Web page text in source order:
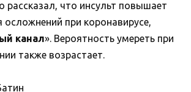
рассказал, что инсульт повышает
осложнений при коронавирусе,
канал». Вероятность умереть при
также возрастает.